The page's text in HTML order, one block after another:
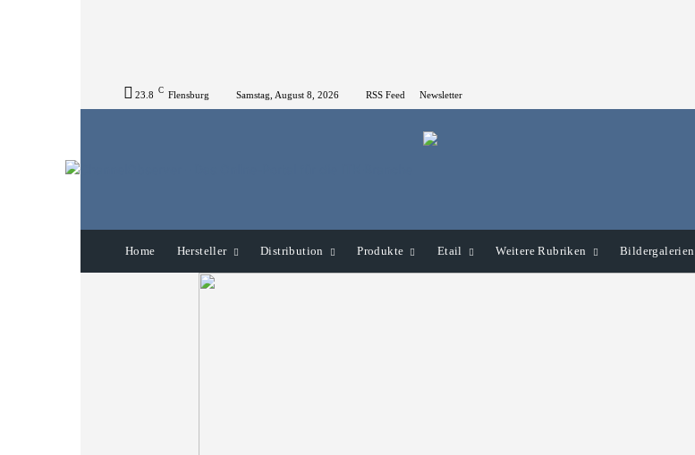
23.8 C Flensburg Samstag, August 8, 2026 RSS Feed Newsletter
Home Hersteller Distribution Produkte Etail Weitere Rubriken Bildergalerien